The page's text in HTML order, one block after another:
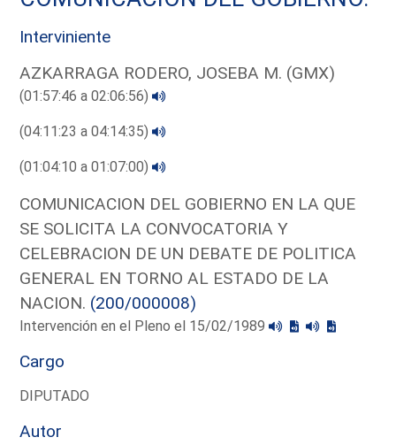
Interviniente
AZKARRAGA RODERO, JOSEBA M. (GMX)
(01:57:46 a 02:06:56)
(04:11:23 a 04:14:35)
(01:04:10 a 01:07:00)
COMUNICACION DEL GOBIERNO EN LA QUE
SE SOLICITA LA CONVOCATORIA Y
CELEBRACION DE UN DEBATE DE POLITICA
GENERAL EN TORNO AL ESTADO DE LA
NACION. (200/000008)
Intervención en el Pleno el 15/02/1989
Cargo
DIPUTADO
Autor